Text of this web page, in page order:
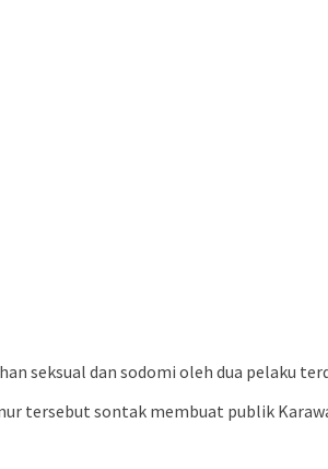
seksual dan sodomi oleh dua pelaku
tersebut sontak membuat publik